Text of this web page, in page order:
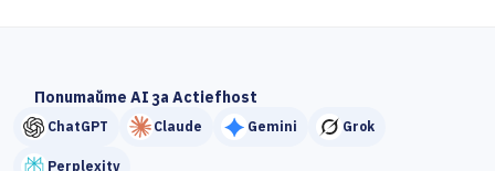
Попитайте AI за Actiefhost
ChatGPT Claude Gemini Grok
Perplexity